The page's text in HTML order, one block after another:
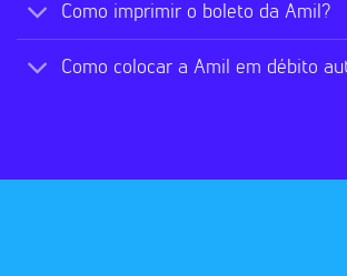
Como imprimir o boleto da Amil?
Como colocar a Amil em débito